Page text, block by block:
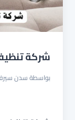
شركة
بواسطةسدن